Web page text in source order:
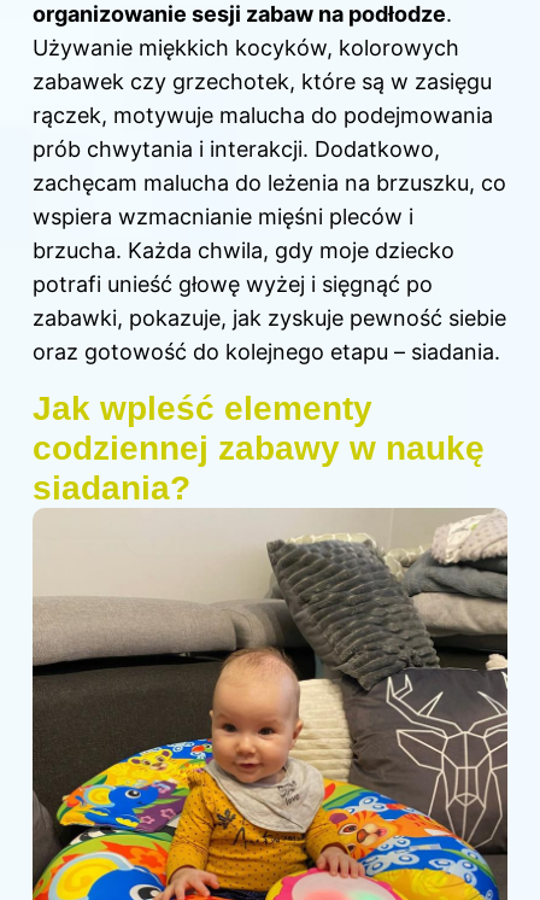
organizowanie sesji zabaw na podłodze.
Używanie miękkich kocyków, kolorowych
zabawek czy grzechotek, które są w zasięgu
rączek, motywuje malucha do podejmowania
prób chwytania i interakcji. Dodatkowo,
zachęcam malucha do leżenia na brzuszku, co
wspiera wzmacnianie mięśni pleców i
brzucha. Każda chwila, gdy moje dziecko
potrafi unieść głowę wyżej i sięgnąć po
zabawki, pokazuje, jak zyskuje pewność siebie
oraz gotowość do kolejnego etapu – siadania.
Jak wpleść elementy
codziennej zabawy w naukę
siadania?